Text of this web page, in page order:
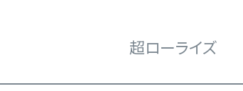
超ローライズ